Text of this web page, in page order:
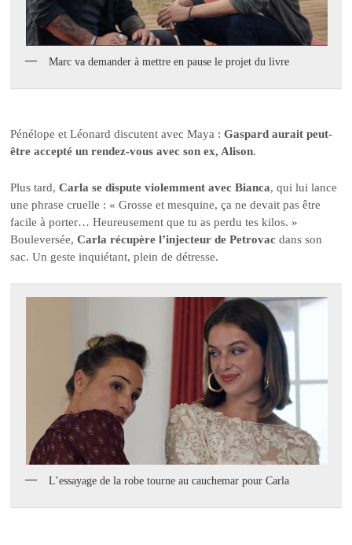
Marc va demander à mettre en pause le projet du livre
Pénélope et Léonard discutent avec Maya :Gaspard aurait peut-
être accepté un rendez-vous avec son ex, Alison.
Plus tard,Carla se dispute violemment avec Bianca, qui lui lance
une phrase cruelle : « Grosse et mesquine, ça ne devait pas être
facile à porter… Heureusement que tu as perdu tes kilos. »
Bouleversée,Carla récupère l’injecteur de Petrovac dans son
sac. Un geste inquiétant, plein de détresse.
L’essayage de la robe tourne au cauchemar pour Carla